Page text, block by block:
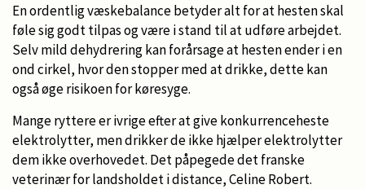
En ordentlig væskebalance betyder alt for at hesten skal
føle sig godt tilpas og være i stand til at udføre arbejdet.
Selv mild dehydrering kan forårsage at hesten ender i en
ond cirkel, hvor den stopper med at drikke, dette kan
også øge risikoen for køresyge.
Mange ryttere er ivrige efter at give konkurrenceheste
elektrolytter, men drikker de ikke hjælper elektrolytter
dem ikke overhovedet. Det påpegede det franske
veterinær for landsholdet i distance, Celine Robert.